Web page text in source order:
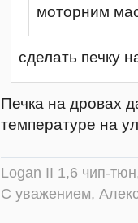
моторним
сделать печку
Печка на дровах
температуре на
Logan II 1,6 чип-
С уважением,